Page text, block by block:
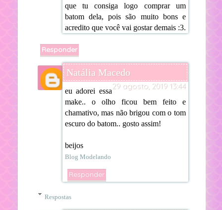
que tu consiga logo comprar um
batom dela, pois são muito bons e
acredito que você vai gostar demais :3.
Responder
Natália Macedo
29 agosto, 2019 13:44
eu adorei essa
make.. o olho ficou bem feito e
chamativo, mas não brigou com o tom
escuro do batom.. gosto assim!
beijos
Blog Modelando
Responder
Respostas